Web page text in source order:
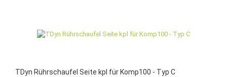
TDyn Rührschaufel Seite kpl für Komp100 - Typ C